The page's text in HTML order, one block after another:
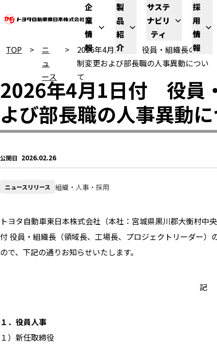
企
業
情
報
製
品
紹
介
サステ
ナビリ
ティ
採
用
情
報
TOP
ニ
ュ
ース
2026年4月1日付 役員・組織長の体
制変更および部長職の人事異動につい
て
2026年4月1日付　役員
よび部長職の人事異動
公開日 2026.02.26
ニュースリリース 組織・人事・採用
トヨタ自動車東日本株式会社（本社：宮城県黒川郡大衡村
付 役員・組織長（領域長、工場長、プロジェクトリーダー
ので、下記の通りお知らせいたします。
記
１．役員人事
１）新任取締役